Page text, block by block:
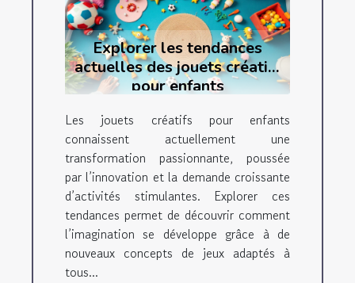
Explorer les tendances
actuelles des jouets créatifs
pour enfants
Les jouets créatifs pour enfants
connaissent actuellement une
transformation passionnante, poussée
par l’innovation et la demande croissante
d’activités stimulantes. Explorer ces
tendances permet de découvrir comment
l’imagination se développe grâce à de
nouveaux concepts de jeux adaptés à
tous...